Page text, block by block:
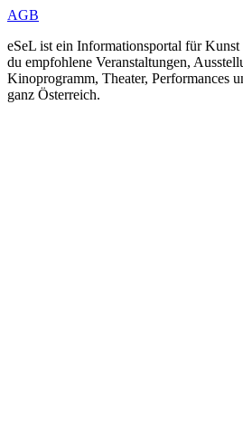
AGB
eSeL ist ein Informationsportal für
du empfohlene Veranstaltungen,
Kinoprogramm, Theater, Performances
ganz Österreich.